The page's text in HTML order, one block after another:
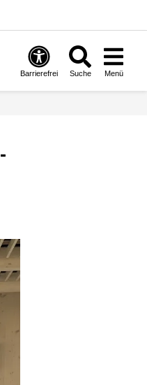
Barrierefrei Suche Menü